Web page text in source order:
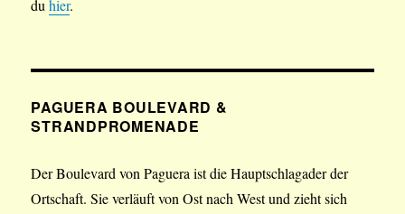
duhier.
PAGUERA BOULEVARD &
STRANDPROMENADE
Der Boulevard von Paguera ist die Hauptschlagader der
Ortschaft. Sie verläuft von Ost nach West und zieht sich